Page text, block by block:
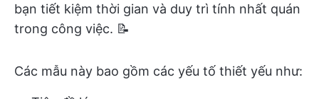
bạn tiết kiệm thời gian và duy trì tính nhất quán
trong công việc. 📝
Các mẫu này bao gồm các yếu tố thiết yếu như: